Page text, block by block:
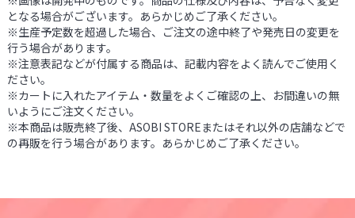
となる場合がございます。あらかじめご了承ください。
※生産予定数を超過した場合、ご注文の途中終了や発売日の変更を
行う場合があります。
※注意表記などが付属する商品は、記載内容をよく読んでご使用く
ださい。
※カートに入れたアイテム・数量をよくご確認の上、お間違いの無
いようにご注文ください。
※本商品は販売終了後、ASOBI STOREまたはそれ以外の店舗などで
の再販を行う場合があります。あらかじめご了承ください。